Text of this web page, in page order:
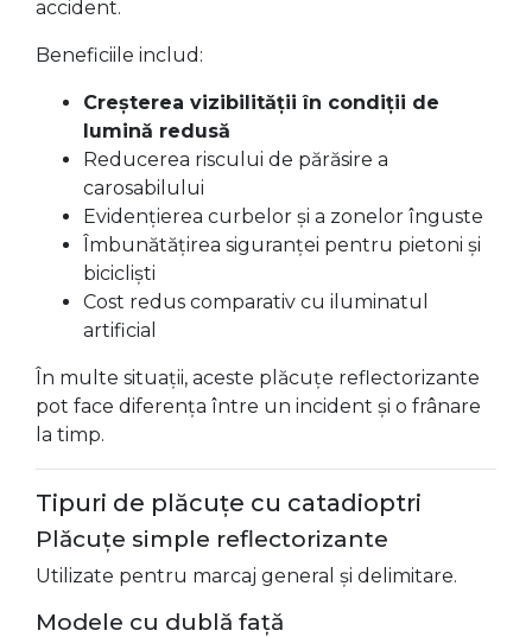
accident.
Beneficiile includ:
Creșterea vizibilității în condiții de
lumină redusă
Reducerea riscului de părăsire a
carosabilului
Evidențierea curbelor și a zonelor înguste
Îmbunătățirea siguranței pentru pietoni și
bicicliști
Cost redus comparativ cu iluminatul
artificial
În multe situații, aceste plăcuțe reflectorizante
pot face diferența între un incident și o frânare
la timp.
Tipuri de plăcuțe cu catadioptri
Plăcuțe simple reflectorizante
Utilizate pentru marcaj general și delimitare.
Modele cu dublă față